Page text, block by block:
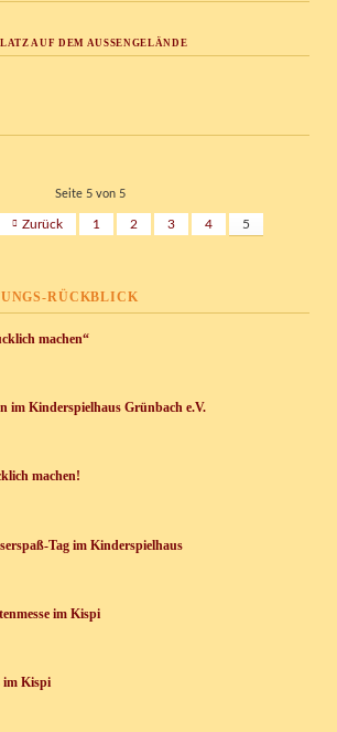
AUF DEM AUSSENGELÄNDE
Seite 5 von 5
Zurück 1 2 3 4 5
RÜCKBLICK
machen“
im Kinderspielhaus Grünbach e.V.
machen!
Tag im Kinderspielhaus
im Kispi
im Kispi